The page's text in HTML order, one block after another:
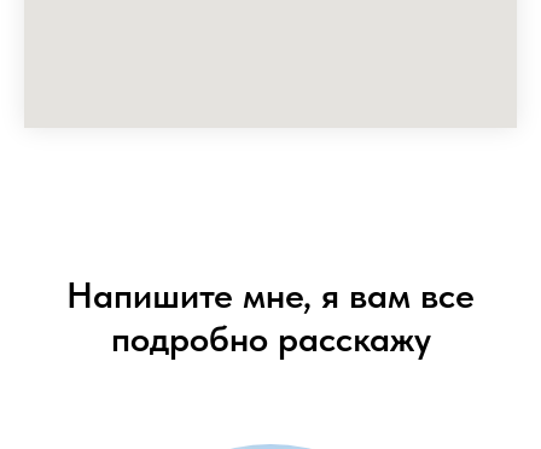
Напишите мне, я вам все
подробно расскажу